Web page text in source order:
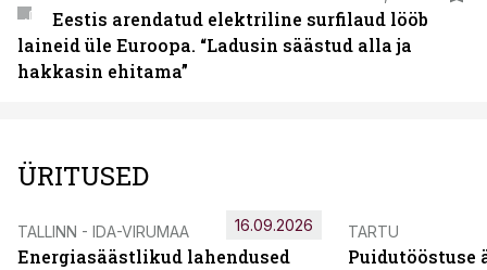
Eestis arendatud elektriline surfilaud lööb
laineid üle Euroopa. “Ladusin säästud alla ja
hakkasin ehitama”
ÜRITUSED
TALLINN - IDA-VIRUMAA
Energiasäästlikud lahendused
16.09.2026 TARTU
Puidutööstuse